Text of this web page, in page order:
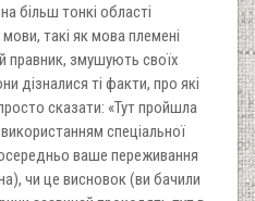
більш тонкі області
такі як мова племені
правник, змушують своїх
дізналися ті факти, про які
сказати: «Тут пройшла
спеціальної
ваше переживання
чи це висновок (ви бачили